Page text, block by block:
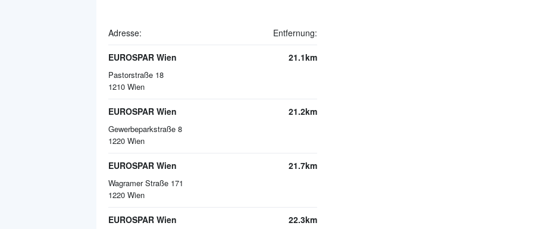
Adresse: Entfernung:
EUROSPAR Wien
Pastorstraße 18
1210 Wien
21.1km
EUROSPAR Wien
Gewerbeparkstraße 8
1220 Wien
21.2km
EUROSPAR Wien
Wagramer Straße 171
1220 Wien
21.7km
EUROSPAR Wien 22.3km